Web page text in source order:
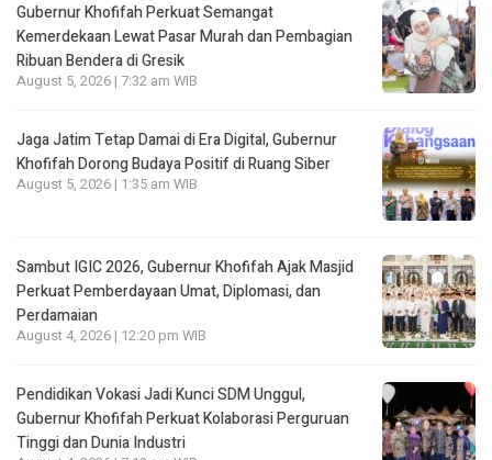
Gubernur Khofifah Perkuat Semangat
Kemerdekaan Lewat Pasar Murah dan Pembagian
Ribuan Bendera di Gresik
August 5, 2026 | 7:32 am WIB
Jaga Jatim Tetap Damai di Era Digital, Gubernur
Khofifah Dorong Budaya Positif di Ruang Siber
August 5, 2026 | 1:35 am WIB
Sambut IGIC 2026, Gubernur Khofifah Ajak Masjid
Perkuat Pemberdayaan Umat, Diplomasi, dan
Perdamaian
August 4, 2026 | 12:20 pm WIB
Pendidikan Vokasi Jadi Kunci SDM Unggul,
Gubernur Khofifah Perkuat Kolaborasi Perguruan
Tinggi dan Dunia Industri